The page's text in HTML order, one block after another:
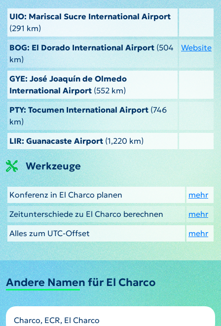
UIO: Mariscal Sucre International Airport
(291 km)
BOG: El Dorado International Airport(504
km)
Website
GYE: José Joaquín de Olmedo
International Airport (552 km)
PTY: Tocumen International Airport(746
km)
LIR: Guanacaste Airport (1,220 km)
Werkzeuge
Konferenz in El Charco planen
mehr
Zeitunterschiede zu El Charco berechnen
mehr
Alles zum UTC-Offset
mehr
Andere Namen für El Charco
Charco, ECR, El Charco